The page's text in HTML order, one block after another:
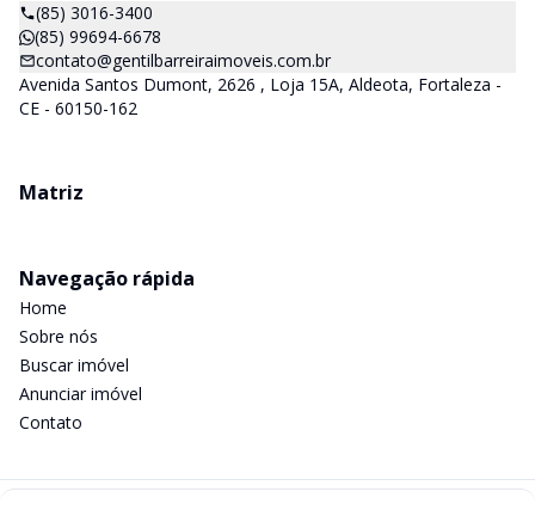
(85) 3016-3400
(85) 99694-6678
contato@gentilbarreiraimoveis.com.br
Avenida Santos Dumont, 2626 , Loja 15A, Aldeota, Fortaleza -
CE - 60150-162
Matriz
Navegação rápida
Home
Sobre nós
Buscar imóvel
Anunciar imóvel
Contato